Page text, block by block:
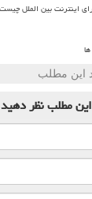
این مطلب
مطلبنظر دهید